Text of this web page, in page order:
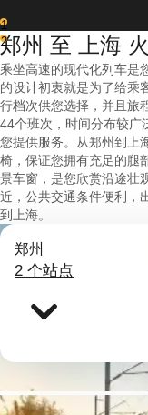
1
2
郑州 至 上海
乘坐高速的现代化列车是
的设计初衷就是为了给乘
行档次供您选择，并且旅
44个班次，时间分布较广
您提供服务。从郑州到上
椅，保证您拥有充足的腿
景车窗，是您欣赏沿途壮
近，公共交通条件便利，
到上海。
郑州
2 个站点